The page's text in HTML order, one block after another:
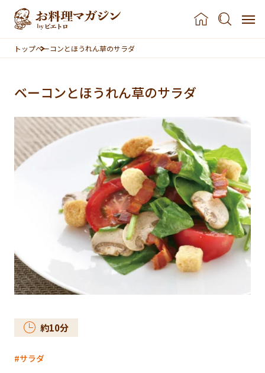
本文へスキップ
トップベーコンとほうれん草のサラダ
ベーコンとほうれん草のサラダ
約10分
サラダ